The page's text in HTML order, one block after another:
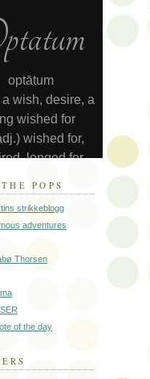
POPS
strikkeblogg
adventures
Thorsen
of the day